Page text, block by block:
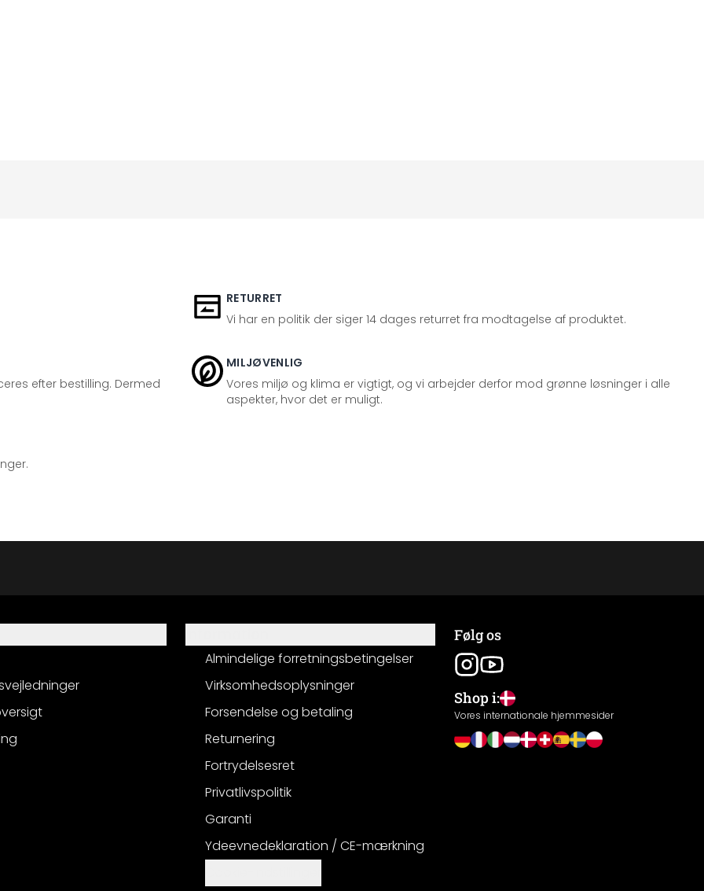
RETURRET
Vi har en politik der siger 14 dages returret fra modtagelse af produktet.
efter bestilling. Dermed
MILJØVENLIG
Vores miljø og klima er vigtigt, og vi arbejder derfor mod grønne løsninger i alle
aspekter, hvor det er muligt.
Almindelige forretningsbetingelser
Virksomhedsoplysninger
Forsendelse og betaling
Returnering
Fortrydelsesret
Privatlivspolitik
Garanti
Ydeevnedeklaration / CE-mærkning
Følg os
Shop i:
Vores internationale hjemmesider